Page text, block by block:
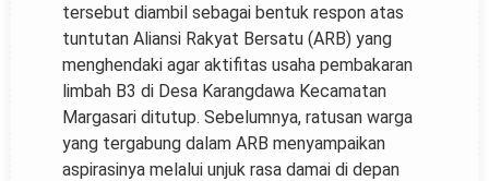
tersebut diambil sebagai bentuk respon atas
tuntutan Aliansi Rakyat Bersatu (ARB) yang
menghendaki agar aktifitas usaha pembakaran
limbah B3 di Desa Karangdawa Kecamatan
Margasari ditutup. Sebelumnya, ratusan warga
yang tergabung dalam ARB menyampaikan
aspirasinya melalui unjuk rasa damai di depan